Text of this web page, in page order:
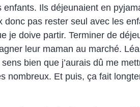
Ils déjeunaient en
donc pas rester seul avec les
je doive partir. Terminer de
leur maman au marché.
bien que j’aurais dû me
nombreux. Et puis, ça fait